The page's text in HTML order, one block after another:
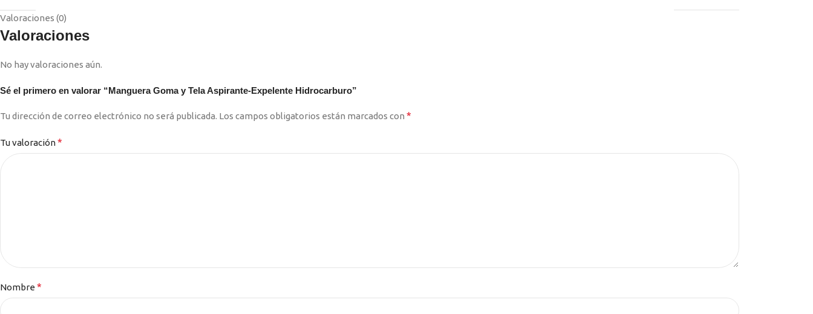
Valoraciones (0)
Valoraciones
No hay valoraciones aún.
Sé el primero en valorar “Manguera Goma y Tela Aspirante-Expelente Hidrocarburo”
Tu dirección de correo electrónico no será publicada. Los campos obligatorios están marcados con *
Tu valoración*
Nombre *